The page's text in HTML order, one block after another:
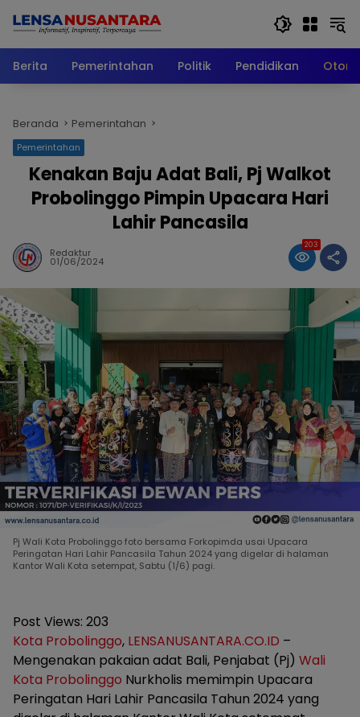
Berita
Pemerintahan Politik Pendidikan
Beranda Pemerintahan
Pemerintahan
Kenakan Baju Adat Bali, Pj Walkot
Probolinggo Pimpin Upacara Hari
Lahir Pancasila
Redaktur
01/06/2024
203
Pj Wali Kota Probolinggo foto bersama Forkopimda usai Upacara
Peringatan Hari Lahir Pancasila Tahun 2024 yang digelar di halaman
Kantor Wali Kota setempat, Sabtu (1/6) pagi.
Post Views: 203
Kota Probolinggo, LENSANUSANTARA.CO.ID –
Mengenakan pakaian adat Bali, Penjabat (Pj) Wali
Kota Probolinggo Nurkholis memimpin Upacara
Peringatan Hari Lahir Pancasila Tahun 2024 yang